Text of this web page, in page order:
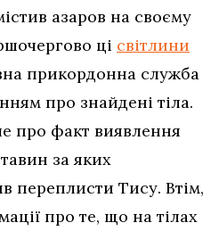
азаров на своєму
ці світлини
прикордонна служба
про знайдені тіла.
про факт виявлення
за яких
переплисти Тису. Втім,
про те, що на тілах